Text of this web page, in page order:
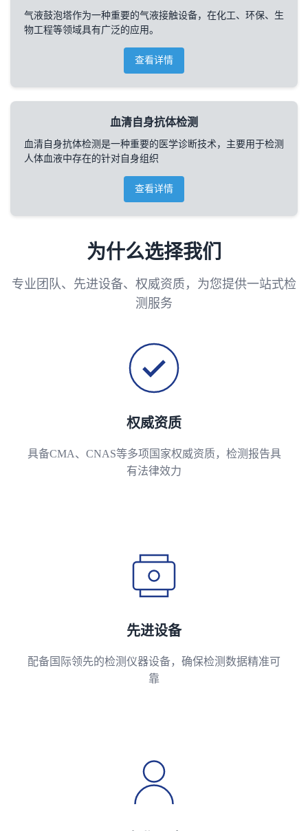
气液鼓泡塔作为一种重要的气液接触设备，在化工、环保、生
物工程等领域具有广泛的应用。
查看详情
血清自身抗体检测
血清自身抗体检测是一种重要的医学诊断技术，主要用于检测
人体血液中存在的针对自身组织
查看详情
为什么选择我们
专业团队、先进设备、权威资质，为您提供一站式检
测服务
权威资质
具备CMA、CNAS等多项国家权威资质，检测报告具
有法律效力
先进设备
配备国际领先的检测仪器设备，确保检测数据精准可
靠